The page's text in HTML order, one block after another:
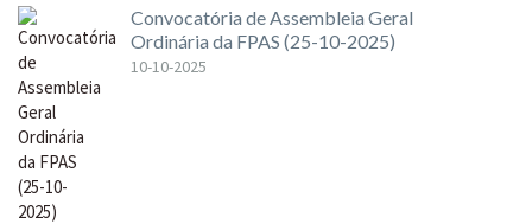
Convocatória de Assembleia Geral
Ordinária da FPAS (25-10-2025)
10-10-2025